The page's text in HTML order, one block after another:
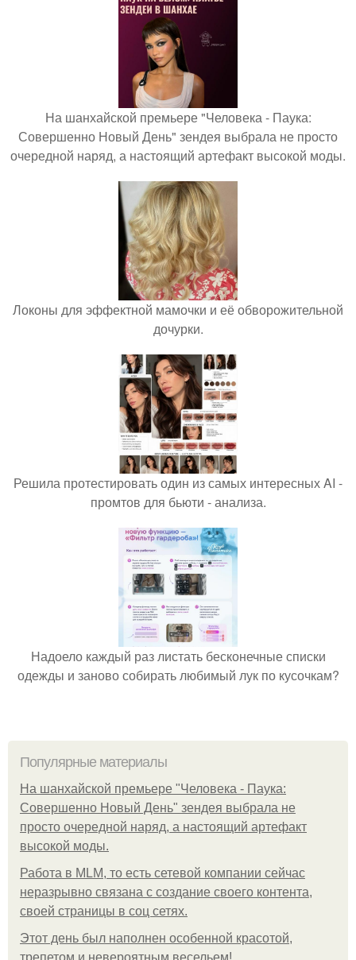
На шанхайской премьере "Человека - Паука:
Совершенно Новый День" зендея выбрала не просто
очередной наряд, а настоящий артефакт высокой моды.
Локоны для эффектной мамочки и её обворожительной
дочурки.
Решила протестировать один из самых интересных AI -
промтов для бьюти - анализа.
Надоело каждый раз листать бесконечные списки
одежды и заново собирать любимый лук по кусочкам?
Популярные материалы
На шанхайской премьере "Человека - Паука:
Совершенно Новый День" зендея выбрала не
просто очередной наряд, а настоящий артефакт
высокой моды.
Работа в MLM, то есть сетевой компании сейчас
неразрывно связана с создание своего контента,
своей страницы в соц сетях.
Этот день был наполнен особенной красотой,
трепетом и невероятным весельем!